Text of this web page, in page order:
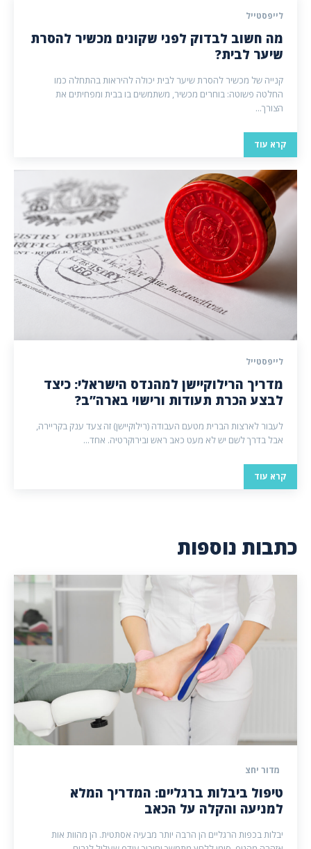
לייפסטייל
מה חשוב לבדוק לפני שקונים מכשיר להסרת
שיער לבית?
קנייה של מכשיר להסרת שיער לבית יכולה להיראות בהתחלה כמו
החלטה פשוטה: בוחרים מכשיר, משתמשים בו בבית ומפחיתים את
הצורך...
קרא עוד
לייפסטייל
מדריך הרילוקיישן למהנדס הישראלי: כיצד
לבצע הכרת תעודות ורישוי בארה”ב?
לעבור לארצות הברית מטעם העבודה (רילוקיישן) זה צעד ענק בקריירה,
אבל בדרך לשם יש לא מעט כאב ראש ובירוקרטיה. אחד...
קרא עוד
כתבות נוספות
מדור יחצ
טיפול ביבלות ברגליים: המדריך המלא
למניעה והקלה על הכאב
יבלות בכפות הרגליים הן הרבה יותר מבעיה אסתטית. הן מהוות אות